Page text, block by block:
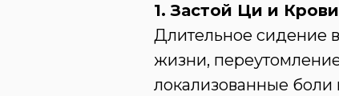
1. Застой Ци и Крови
Длительное сидение
жизни,
локализованные